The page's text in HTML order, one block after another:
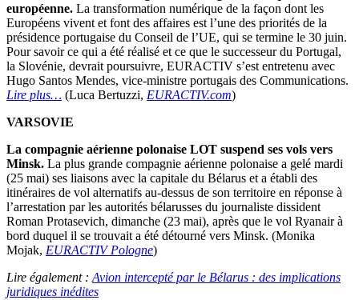
européenne. La transformation numérique de la façon dont les
Européens vivent et font des affaires est l’une des priorités de la
présidence portugaise du Conseil de l’UE, qui se termine le 30 juin.
Pour savoir ce qui a été réalisé et ce que le successeur du Portugal,
la Slovénie, devrait poursuivre, EURACTIV s’est entretenu avec
Hugo Santos Mendes, vice-ministre portugais des Communications.
Lire plus… (Luca Bertuzzi, EURACTIV.com)
VARSOVIE
La compagnie aérienne polonaise LOT suspend ses vols vers
Minsk. La plus grande compagnie aérienne polonaise a gelé mardi
(25 mai) ses liaisons avec la capitale du Bélarus et a établi des
itinéraires de vol alternatifs au-dessus de son territoire en réponse à
l’arrestation par les autorités bélarusses du journaliste dissident
Roman Protasevich, dimanche (23 mai), après que le vol Ryanair à
bord duquel il se trouvait a été détourné vers Minsk. (Monika
Mojak, EURACTIV Pologne)
Lire également : Avion intercepté par le Bélarus : des implications
juridiques inédites